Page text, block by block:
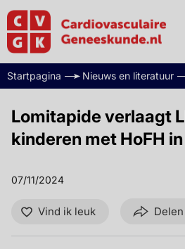
Startpagina Nieuws en literatuur
Lomitapide verlaagt
kinderen met HoFH
07/11/2024
Vind ik leuk Delen